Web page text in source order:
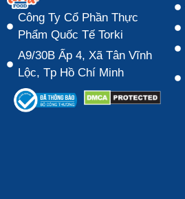
Công Ty Cổ Phần Thực
Phẩm Quốc Tế Torki
A9/30B Ấp 4, Xã Tân Vĩnh
Lộc, Tp Hồ Chí Minh